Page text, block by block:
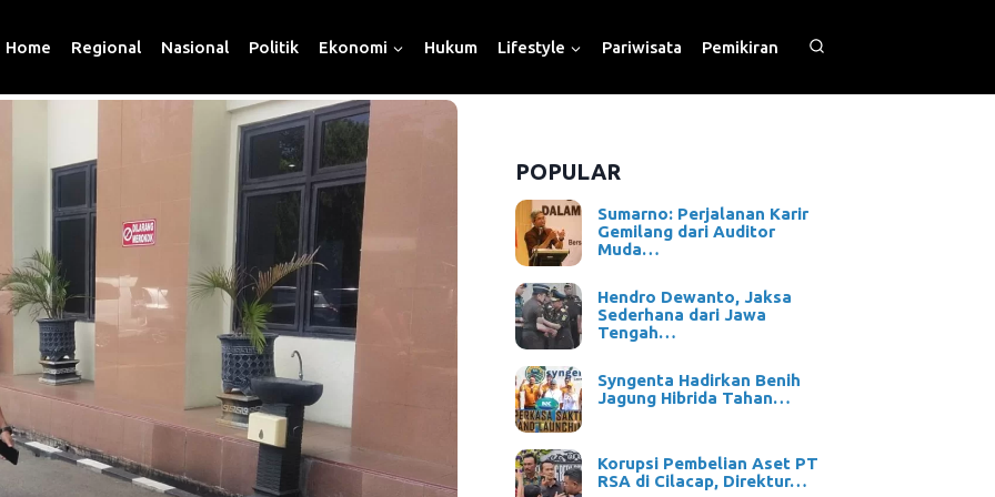
Home Regional Nasional Politik Ekonomi Hukum Lifestyle Pariwisata Pemikiran
POPULAR
Sumarno: Perjalanan Karir
Gemilang dari Auditor
Muda…
Hendro Dewanto, Jaksa
Sederhana dari Jawa
Tengah…
Syngenta Hadirkan Benih
Jagung Hibrida Tahan…
Korupsi Pembelian Aset PT
RSA di Cilacap, Direktur…